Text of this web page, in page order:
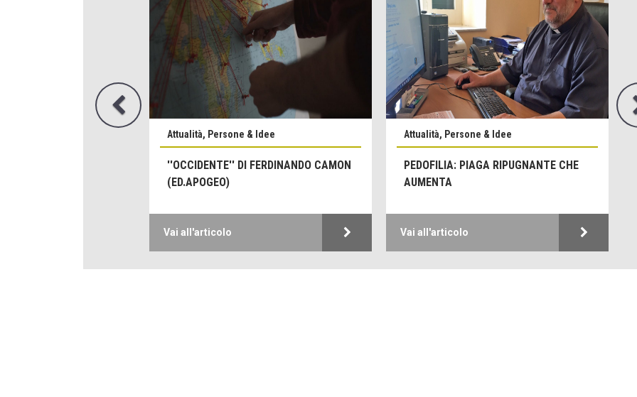
Attualità, Persone & Idee
''OCCIDENTE'' DI FERDINANDO CAMON
(ED.APOGEO)
Vai all'articolo
Attualità, Persone & Idee
PEDOFILIA: PIAGA RIPUGNANTE CHE
AUMENTA
Vai all'articolo